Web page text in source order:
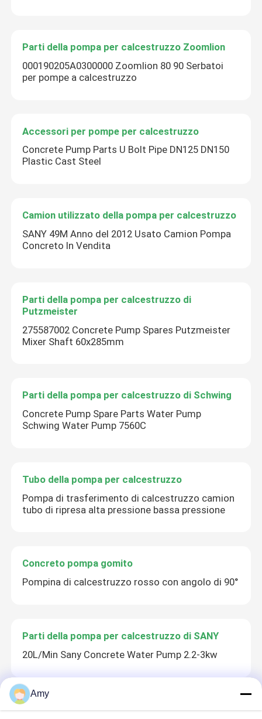
Parti della pompa per calcestruzzo Zoomlion
000190205A0300000 Zoomlion 80 90 Serbatoi
per pompe a calcestruzzo
Accessori per pompe per calcestruzzo
Concrete Pump Parts U Bolt Pipe DN125 DN150
Plastic Cast Steel
Camion utilizzato della pompa per calcestruzzo
SANY 49M Anno del 2012 Usato Camion Pompa
Concreto In Vendita
Parti della pompa per calcestruzzo di
Putzmeister
275587002 Concrete Pump Spares Putzmeister
Mixer Shaft 60x285mm
Parti della pompa per calcestruzzo di Schwing
Concrete Pump Spare Parts Water Pump
Schwing Water Pump 7560C
Tubo della pompa per calcestruzzo
Pompa di trasferimento di calcestruzzo camion
tubo di ripresa alta pressione bassa pressione
Concreto pompa gomito
Pompina di calcestruzzo rosso con angolo di 90°
Parti della pompa per calcestruzzo di SANY
20L/Min Sany Concrete Water Pump 2.2-3kw
Parti della pompa per calcestruzzo Zoomlion
Amy